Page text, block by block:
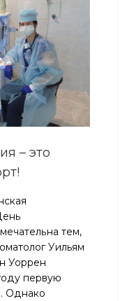
– это
тем,
Уильям
Уоррен
первую
Однако